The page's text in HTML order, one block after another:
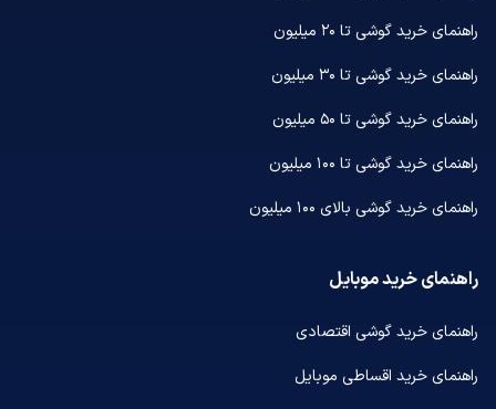
راهنمای خرید گوشی تا ۲۰ میلیون
راهنمای خرید گوشی تا ۳۰ میلیون
راهنمای خرید گوشی تا ۵۰ میلیون
راهنمای خرید گوشی تا ۱۰۰ میلیون
راهنمای خرید گوشی بالای ۱۰۰ میلیون
راهنمای خرید موبایل
راهنمای خرید گوشی اقتصادی
راهنمای خرید اقساطی موبایل